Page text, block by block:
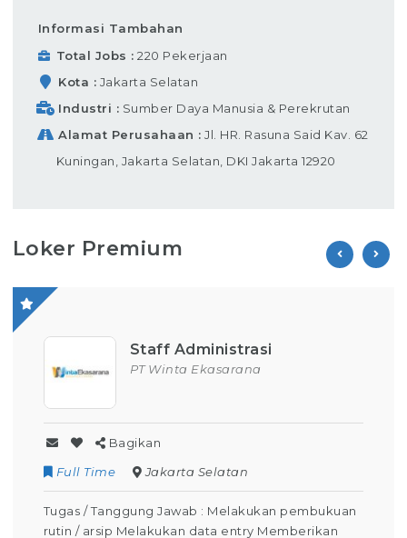
Informasi Tambahan
Total Jobs
220 Pekerjaan
Kota
Jakarta Selatan
Industri
Sumber Daya Manusia & Perekrutan
Alamat Perusahaan
Jl. HR. Rasuna Said Kav. 62
Kuningan, Jakarta Selatan, DKI Jakarta 12920
Loker Premium
pembukuan
Operator Produksi
PT Parion Indo Tama
Contract
Kuningan
Tugas / Tanggung Jawab : Melakukan
Operator Produksi Setiap Harinya Dapat